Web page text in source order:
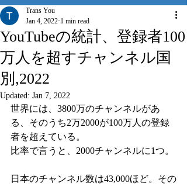
YouTubeの統計、登録者100
万人を超すチャンネル国
別,2022
Trans You
Jan 4, 2022 1 min read
Updated: Jan 7, 2022
世界には、3800万のチャンネルがあ
る、そのうち2万2000が100万人の登録
者を超えている。
比率で言うと、2000チャンネルに1つ。
日本のチャンネル数は43,000ほど。その